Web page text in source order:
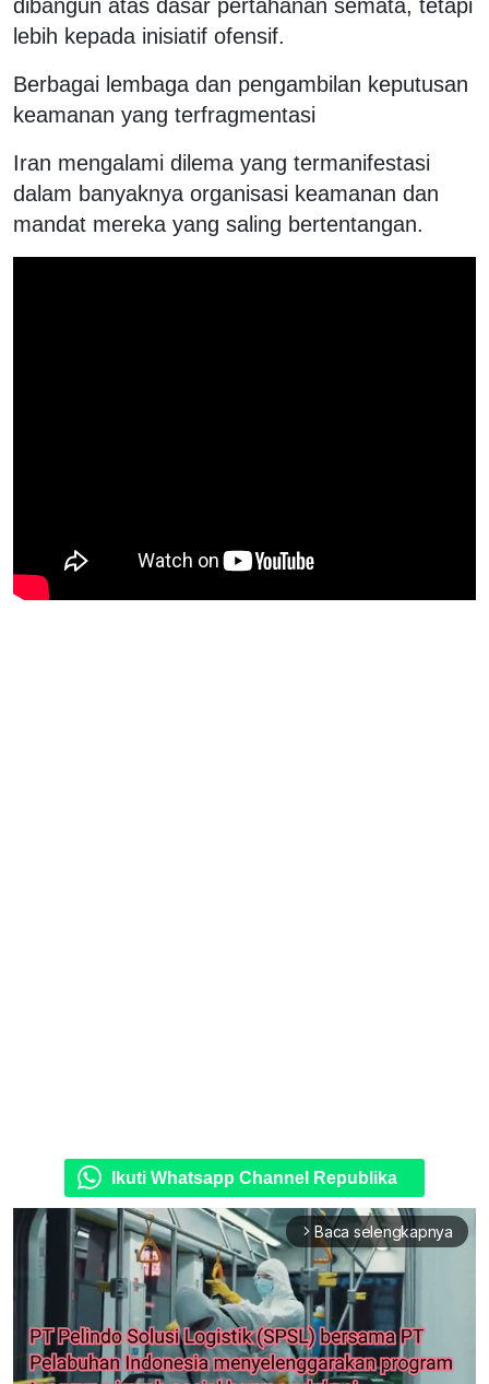
dibangun atas dasar pertahanan semata, tetapi
lebih kepada inisiatif ofensif.
Berbagai lembaga dan pengambilan keputusan
keamanan yang terfragmentasi
Iran mengalami dilema yang termanifestasi
dalam banyaknya organisasi keamanan dan
mandat mereka yang saling bertentangan.
Ikuti Whatsapp Channel Republika
arrow_forward_ios Baca selengkapnya